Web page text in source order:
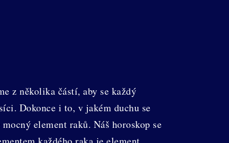
z několika částí, aby se každý
Dokonce i to, v jakém duchu se
element raků. Náš horoskop se